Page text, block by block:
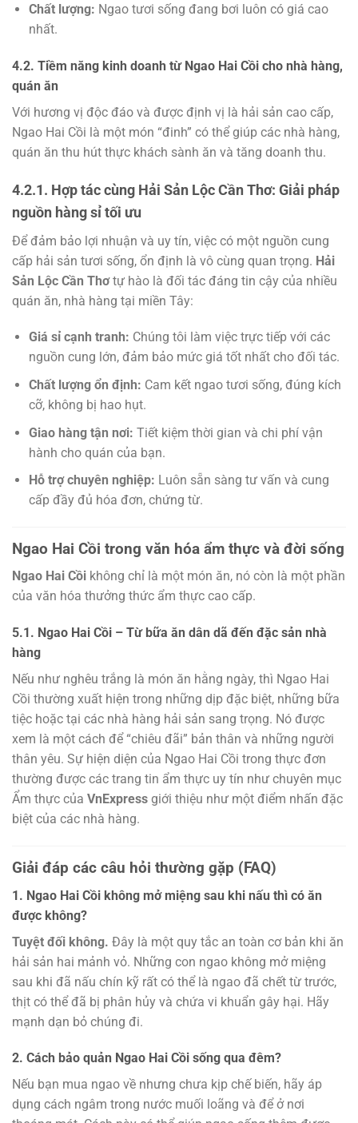
Chất lượng: Ngao tươi sống đang bơi luôn có giá cao
nhất.
4.2. Tiềm năng kinh doanh từ Ngao Hai Cồi cho nhà hàng,
quán ăn
Với hương vị độc đáo và được định vị là hải sản cao cấp,
Ngao Hai Cồi là một món “đinh” có thể giúp các nhà hàng,
quán ăn thu hút thực khách sành ăn và tăng doanh thu.
4.2.1. Hợp tác cùng Hải Sản Lộc Cần Thơ: Giải pháp
nguồn hàng sỉ tối ưu
Để đảm bảo lợi nhuận và uy tín, việc có một nguồn cung
cấp hải sản tươi sống, ổn định là vô cùng quan trọng. Hải
Sản Lộc Cần Thơtự hào là đối tác đáng tin cậy của nhiều
quán ăn, nhà hàng tại miền Tây:
Giá sỉ cạnh tranh: Chúng tôi làm việc trực tiếp với các
nguồn cung lớn, đảm bảo mức giá tốt nhất cho đối tác.
Chất lượng ổn định: Cam kết ngao tươi sống, đúng kích
cỡ, không bị hao hụt.
Giao hàng tận nơi: Tiết kiệm thời gian và chi phí vận
hành cho quán của bạn.
Hỗ trợ chuyên nghiệp: Luôn sẵn sàng tư vấn và cung
cấp đầy đủ hóa đơn, chứng từ.
Ngao Hai Cồi trong văn hóa ẩm thực và đời sống
Ngao Hai Cồi không chỉ là một món ăn, nó còn là một phần
của văn hóa thưởng thức ẩm thực cao cấp.
5.1. Ngao Hai Cồi – Từ bữa ăn dân dã đến đặc sản nhà
hàng
Nếu như nghêu trắng là món ăn hằng ngày, thì Ngao Hai
Cồi thường xuất hiện trong những dịp đặc biệt, những bữa
tiệc hoặc tại các nhà hàng hải sản sang trọng. Nó được
xem là một cách để “chiêu đãi” bản thân và những người
thân yêu. Sự hiện diện của Ngao Hai Cồi trong thực đơn
thường được các trang tin ẩm thực uy tín như chuyên mục
Ẩm thực của VnExpress giới thiệu như một điểm nhấn đặc
biệt của các nhà hàng.
Giải đáp các câu hỏi thường gặp (FAQ)
1. Ngao Hai Cồi không mở miệng sau khi nấu thì có ăn
được không?
Tuyệt đối không. Đây là một quy tắc an toàn cơ bản khi ăn
hải sản hai mảnh vỏ. Những con ngao không mở miệng
sau khi đã nấu chín kỹ rất có thể là ngao đã chết từ trước,
thịt có thể đã bị phân hủy và chứa vi khuẩn gây hại. Hãy
mạnh dạn bỏ chúng đi.
2. Cách bảo quản Ngao Hai Cồi sống qua đêm?
Nếu bạn mua ngao về nhưng chưa kịp chế biến, hãy áp
dụng cách ngâm trong nước muối loãng và để ở nơi